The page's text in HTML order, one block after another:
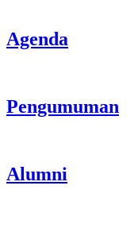
Agenda
Pengumuman
Alumni